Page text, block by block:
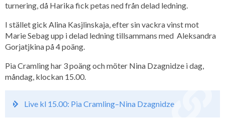
turnering, då Harika fick petas ned från delad ledning.
I stället gick Alina Kasjlinskaja, efter sin vackra vinst mot
Marie Sebag upp i delad ledning tillsammans med Aleksandra
Gorjatjkina på 4 poäng.
Pia Cramling har 3 poäng och möter Nina Dzagnidze i dag,
måndag, klockan 15.00.
Live kl 15.00: Pia Cramling–Nina Dzagnidze